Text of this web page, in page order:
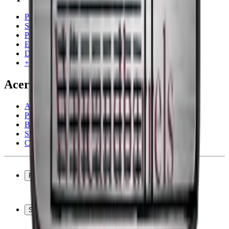
Preguntas frecuentes
Servicio
Pago
Entrega
Devolución
+44 3308 081634
Acerca de la empresa
Acerca de Wineandbarrels
Personas de contacto
Black Friday
Singles Day
Cyber Monday
Productos
Vinotecas
Botelleros
Muebles para vino
Toneles de vino
Soporte